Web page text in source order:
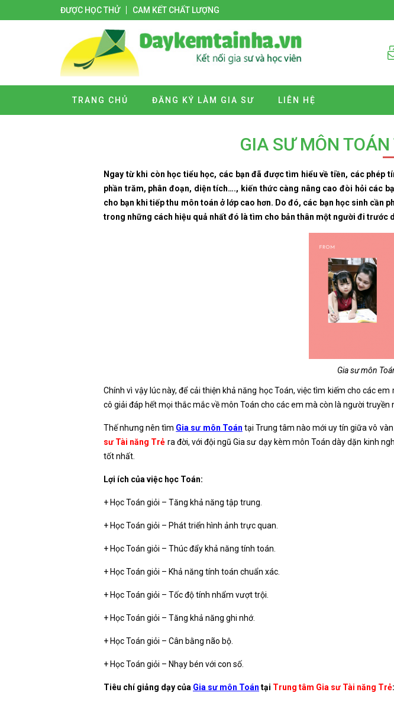
ĐƯỢC HỌC THỬ CAM KẾT CHẤT LƯỢNG
TRANG CHỦ ĐĂNG KÝ LÀM GIA SƯ LIÊN HỆ
GIA SƯ MÔN
Ngay từ khi còn học tiểu học, các bạn đã được tìm hiểu về tiền, các
phần trăm, phân đoạn, diện tích…., kiến thức càng nâng cao đòi hỏi các
cho bạn khi tiếp thu môn toán ở lớp cao hơn. Do đó, các bạn học sinh cần
trong những cách hiệu quả nhất đó là tìm cho bản thân một người đi trước
Gia sư môn
Chính vì vậy lúc này, để cải thiện khả năng học Toán, việc tìm kiếm cho các em
cô giải đáp hết mọi thắc mắc về môn Toán cho các em mà còn là người
Thế nhưng nên tìm Gia sư môn Toán tại Trung tâm nào mới uy tín giữa vô
sư Tài năng Trẻ ra đời, với đội ngũ Gia sư dạy kèm môn Toán dày dặn kinh
tốt nhất.
Lợi ích của việc học Toán:
+ Học Toán giỏi – Tăng khả năng tập trung.
+ Học Toán giỏi – Phát triển hình ảnh trực quan.
+ Học Toán giỏi – Thúc đẩy khả năng tính toán.
+ Học Toán giỏi – Khả năng tính toán chuẩn xác.
+ Học Toán giỏi – Tốc độ tính nhẩm vượt trội.
+ Học Toán giỏi – Tăng khả năng ghi nhớ.
+ Học Toán giỏi – Cân bằng não bộ.
+ Học Toán giỏi – Nhạy bén với con số.
Tiêu chí giảng dạy của Gia sư môn Toán tại Trung tâm Gia sư Tài năng Trẻ: